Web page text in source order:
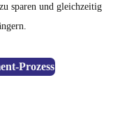
sparen und gleichzeitig
Prozess